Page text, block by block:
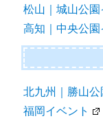
松山｜城山公園
高知｜中央公園
北九州｜勝山公
福岡イベント